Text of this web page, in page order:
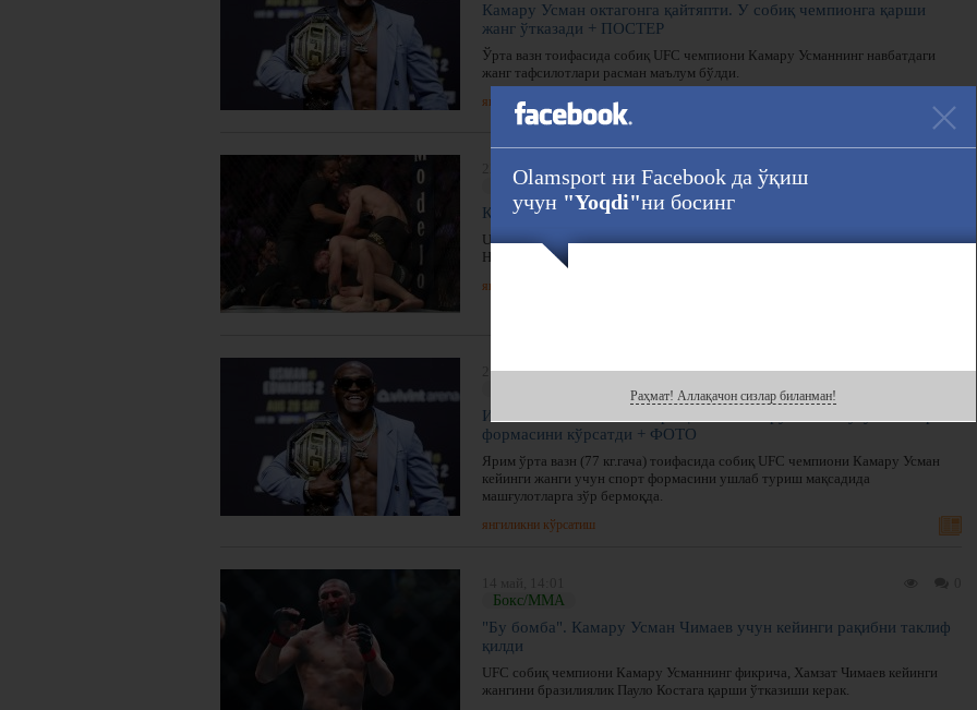
Камару Усман октагонга қайтяпти. У собиқ чемпионга қарши
жанг ўтказади + ПОСТЕР
Ўрта вазн тоифасида собиқ UFC чемпиони Камару Усманнинг навбатдаги
жанг тафсилотлари расман маълум бўлди.
янгиликни кўрсатиш
22 май, 15:54
Бокс/ММА
Камару Усман: "Хабиб — Конорсиз Хабиб бўлмасди"
UFC собиқ чемпиони Камару Усман Конор Макгрегорнинг Хабиб
Нурмагомедов фаолиятидаги ўрни ҳақида фикр билдирди.
янгиликни кўрсатиш
0
21 май, 10:31
Ислам билан жангга ишора қилган Камару Усман бугунги спорт
формасини кўрсатди + ФОТО
Ярим ўрта вазн (77 кг.гача) тоифасида собиқ UFC чемпиони Камару Усман
кейинги жанги учун спорт формасини ушлаб туриш мақсадида
машғулотларга зўр бермоқда.
янгиликни кўрсатиш
Бокс/ММА
"Бу бомба". Камару Усман Чимаев учун кейинги рақибни таклиф
қилди
UFC собиқ чемпиони Камару Усманнинг фикрича, Хамзат Чимаев кейинги
жангини бразилиялик Пауло Костага қарши ўтказиши керак.
Olamsport ни Facebook да ўқиш
учун "Yoqdi"ни босинг
Раҳмат! Аллақачон сизлар биланман!